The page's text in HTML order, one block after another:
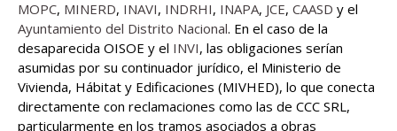
MOPC, MINERD, INAVI, INDRHI, INAPA, JCE, CAASD y el
Ayuntamiento del Distrito Nacional. En el caso de la
desaparecida OISOE y el INVI, las obligaciones serían
asumidas por su continuador jurídico, el Ministerio de
Vivienda, Hábitat y Edificaciones (MIVHED), lo que conecta
directamente con reclamaciones como las de CCC SRL,
particularmente en los tramos asociados a obras